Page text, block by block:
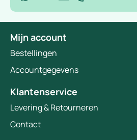
Mijn account
Bestellingen
Accountgegevens
Klantenservice
Levering & Retourneren
Contact